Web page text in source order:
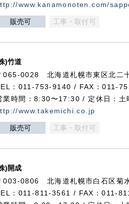
www.kanamonoten.com/
販売可 工事・取付可
)竹道
065-0028 北海道札幌市東区北二
：011-753-9140 / FAX：011-
業時間：8:30〜17:30 / 定休日：土
www.takemichi.co.jp
販売可 工事・取付可
)開成
003-0806 北海道札幌市白石区菊
：011-811-3561 / FAX：011-